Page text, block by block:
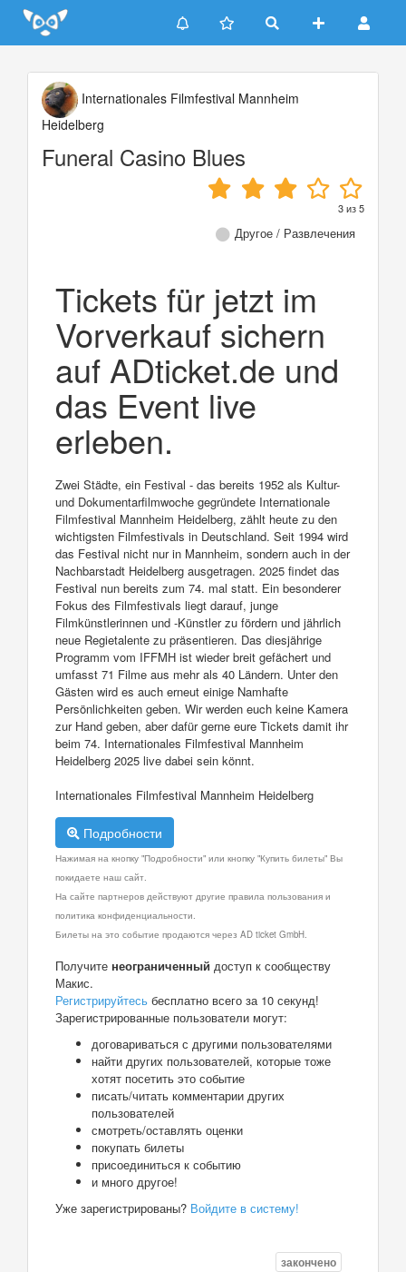
Update cookies preferences
Internationales Filmfestival Mannheim
Heidelberg
Funeral Casino Blues
3из5
Другое / Развлечения
Tickets für jetzt im
Vorverkauf sichern
auf ADticket.de und
das Event live
erleben.
Zwei Städte, ein Festival - das bereits 1952 als Kultur-
und Dokumentarfilmwoche gegründete Internationale
Filmfestival Mannheim Heidelberg, zählt heute zu den
wichtigsten Filmfestivals in Deutschland. Seit 1994 wird
das Festival nicht nur in Mannheim, sondern auch in der
Nachbarstadt Heidelberg ausgetragen. 2025 findet das
Festival nun bereits zum 74. mal statt. Ein besonderer
Fokus des Filmfestivals liegt darauf, junge
Filmkünstlerinnen und -Künstler zu fördern und jährlich
neue Regietalente zu präsentieren. Das diesjährige
Programm vom IFFMH ist wieder breit gefächert und
umfasst 71 Filme aus mehr als 40 Ländern. Unter den
Gästen wird es auch erneut einige Namhafte
Persönlichkeiten geben. Wir werden euch keine Kamera
zur Hand geben, aber dafür gerne eure Tickets damit ihr
beim 74. Internationales Filmfestival Mannheim
Heidelberg 2025 live dabei sein könnt.
Internationales Filmfestival Mannheim Heidelberg
Подробности
Нажимая на кнопку "Подробности" или кнопку "Купить билеты" Вы
покидаете наш сайт.
На сайте партнеров действуют другие правила пользования и
политика конфиденциальности.
Билеты на это событие продаются через AD ticket GmbH.
Получите неограниченный доступ к сообществу
Макис.
Регистрируйтесь бесплатно всего за 10 секунд!
Зарегистрированные пользователи могут:
договариваться с другими пользователями
найти других пользователей, которые тоже
хотят посетить это событие
писать/читать комментарии других
пользователей
смотреть/оставлять оценки
покупать билеты
присоединиться к событию
и много другое!
Уже зарегистрированы? Войдите в систему!
закончено